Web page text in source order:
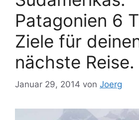
Patagonien 6
Ziele für
nächste Reise.
Januar 29, 2014 von Joerg